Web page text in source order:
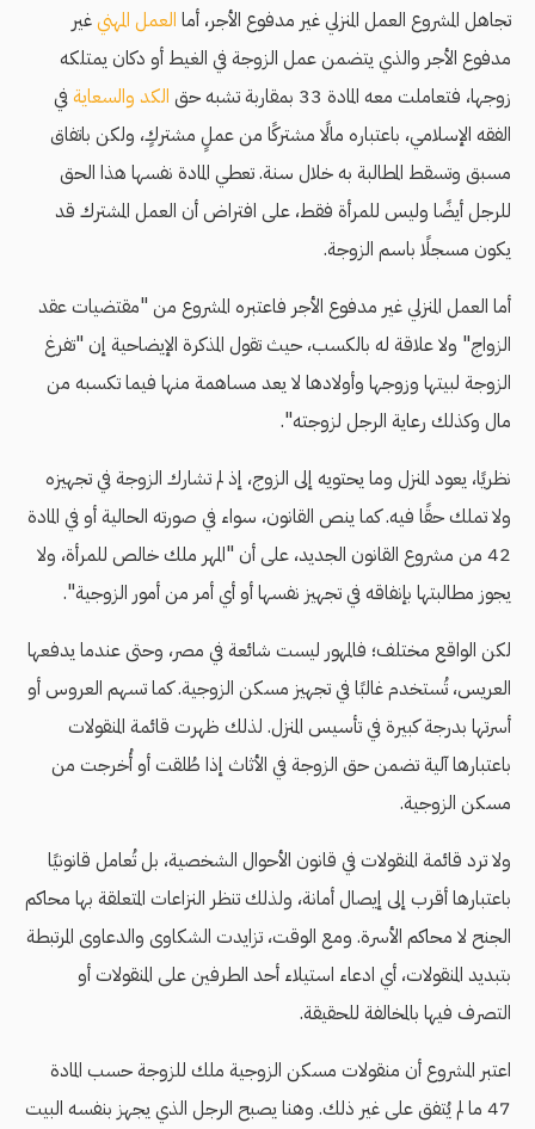
تجاهل المشروع العمل المنزلي غير مدفوع الأجر، أما العمل المهنيغير
مدفوع الأجر والذي يتضمن عمل الزوجة في الغيط أو دكان يمتلكه
زوجها، فتعاملت معه المادة 33 بمقاربة تشبه
حق الكد والسعاية في
الفقه الإسلامي، باعتباره مالًا مشتركًا من عملٍ مشتركٍ، ولكن باتفاق
مسبق وتسقط المطالبة به خلال سنة. تعطي المادة نفسها هذا الحق
للرجل أيضًا وليس للمرأة فقط، على افتراض أن العمل المشترك قد
يكون مسجلًا باسم الزوجة.
أما العمل المنزلي غير مدفوع الأجر فاعتبره المشروع من "مقتضيات عقد
الزواج" ولا علاقة له بالكسب، حيث تقول المذكرة الإيضاحية إن "تفرغ
الزوجة لبيتها وزوجها وأولادها لا يعد مساهمة منها فيما تكسبه من
مال وكذلك رعاية الرجل لزوجته".
نظريًا، يعود المنزل وما يحتويه إلى الزوج، إذ لم تشارك الزوجة في تجهيزه
ولا تملك حقًا فيه. كما ينص القانون، سواء في صورته الحالية أو في المادة
42 من مشروع القانون الجديد، على أن "المهر ملك خالص للمرأة، ولا
يجوز مطالبتها بإنفاقه في تجهيز نفسها أو أي أمر من أمور الزوجية".
لكن الواقع مختلف؛ فالمهور ليست شائعة في مصر، وحتى عندما يدفعها
العريس، تُستخدم غالبًا في تجهيز مسكن الزوجية. كما تسهم العروس أو
أسرتها بدرجة كبيرة في تأسيس المنزل. لذلك ظهرت قائمة المنقولات
باعتبارها آلية تضمن حق الزوجة في الأثاث إذا طُلقت أو أُخرجت من
مسكن الزوجية.
ولا ترد قائمة المنقولات في قانون الأحوال الشخصية، بل تُعامل قانونيًا
باعتبارها أقرب إلى إيصال أمانة، ولذلك تنظر النزاعات المتعلقة بها محاكم
الجنح لا محاكم الأسرة. ومع الوقت، تزايدت الشكاوى والدعاوى المرتبطة
بتبديد المنقولات، أي ادعاء استيلاء أحد الطرفين على المنقولات أو
التصرف فيها بالمخالفة للحقيقة.
اعتبر المشروع أن منقولات مسكن الزوجية ملك للزوجة حسب المادة
47 ما لم يُتفق على غير ذلك. وهنا يصبح الرجل الذي يجهز بنفسه البيت